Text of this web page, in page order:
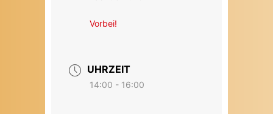
Vorbei!
UHRZEIT
14:00 - 16:00